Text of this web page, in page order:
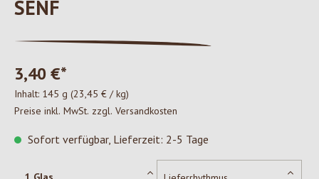
SENF
3,40 €*
Inhalt: 145 g (23,45 € / kg)
Preise inkl. MwSt. zzgl. Versandkosten
Sofort verfügbar, Lieferzeit: 2-5 Tage